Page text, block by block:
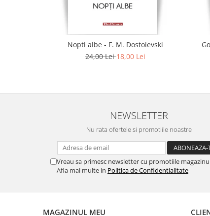
Nopti albe - F. M. Dostoievski
24,00 Lei18,00 Lei
NEWSLETTER
Nu rata ofertele si promotiile noastre
Vreau sa primesc newsletter cu promotiile
Afla mai multe in Politica de Confidentialitate
MAGAZINUL MEU